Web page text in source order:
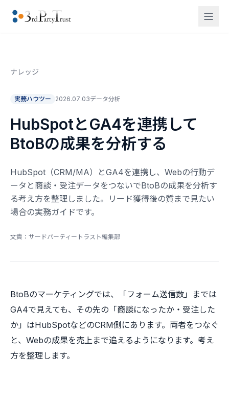
ナレッジ
実務ハウツー 2026.07.03データ分析
HubSpotとGA4を連携して
BtoBの成果を分析する
HubSpot（CRM/MA）とGA4を連携し、Webの行動デ
ータと商談・受注データをつないでBtoBの成果を分析す
る考え方を整理しました。リード獲得後の質まで見たい
場合の実務ガイドです。
文責：サードパーティートラスト編集部
BtoBのマーケティングでは、「フォーム送信数」までは
GA4で見えても、その先の「商談になったか・受注した
か」はHubSpotなどのCRM側にあります。両者をつなぐ
と、Webの成果を売上まで追えるようになります。考え
方を整理します。